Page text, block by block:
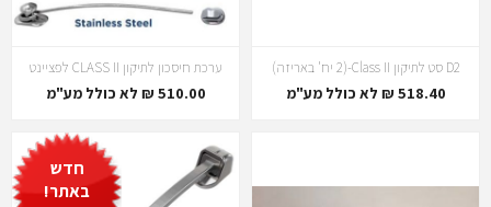
D2 סט לתיקון Class II-(2 יח' באריזה)
518.40 ₪ לא כולל מע"מ
ערכת חיסכון לתיקון CLASS II לפציינט
510.00 ₪ לא כולל מע"מ
חדש
באתר!